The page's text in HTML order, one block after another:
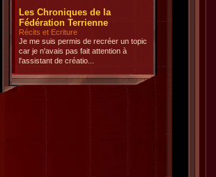
Les Chroniques de la
Fédération Terrienne
Récits et Ecriture
Je me suis permis de recréer un topic
car je n'avais pas fait attention à
l'assistant de créatio...